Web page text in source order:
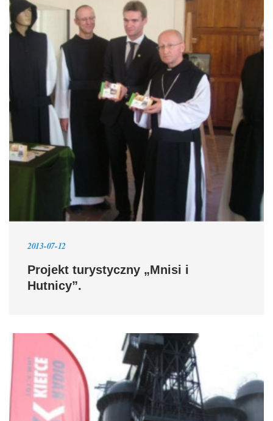
2013-07-12
Projekt turystyczny „Mnisi i
Hutnicy”.